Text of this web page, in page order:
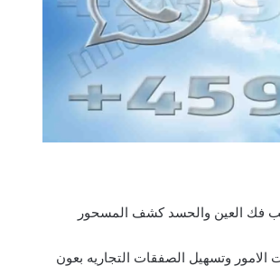
فك العين والحسد كشف المسحور
وتسهيل الصفقات التجاريه بعون